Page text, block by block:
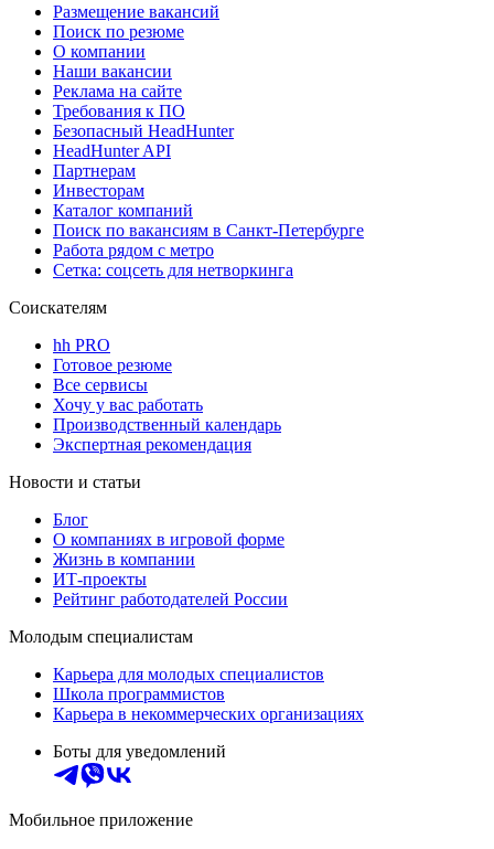
Размещение вакансий
Поиск по резюме
О компании
Наши вакансии
Реклама на сайте
Требования к ПО
Безопасный HeadHunter
HeadHunter API
Партнерам
Инвесторам
Каталог компаний
Поиск по вакансиям в Санкт-Петербурге
Работа рядом с метро
Сетка: соцсеть для нетворкинга
Соискателям
hh PRO
Готовое резюме
Все сервисы
Хочу у вас работать
Производственный календарь
Экспертная рекомендация
Новости и статьи
Блог
О компаниях в игровой форме
Жизнь в компании
ИТ-проекты
Рейтинг работодателей России
Молодым специалистам
Карьера для молодых специалистов
Школа программистов
Карьера в некоммерческих организациях
Боты для уведомлений
Мобильное приложение